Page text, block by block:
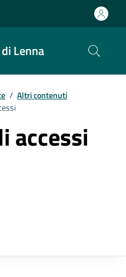
Lenna
/ Altri contenuti
accessi